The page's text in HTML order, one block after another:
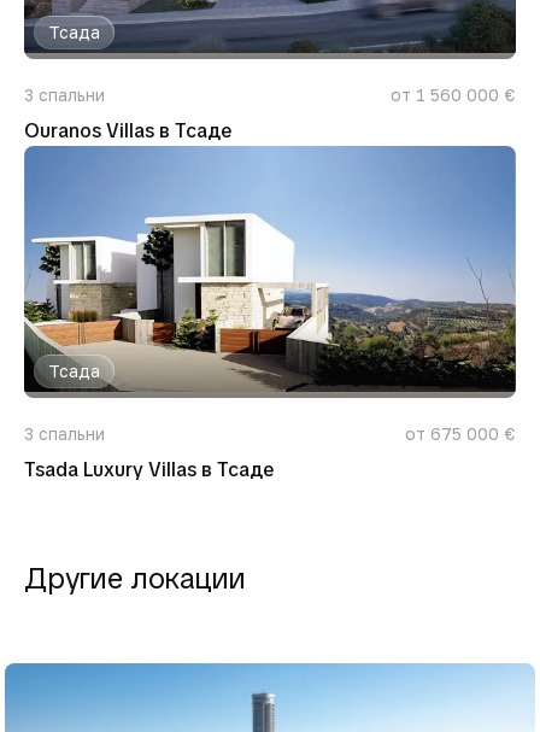
Тсада
3 спальни от 1 560 000 €
Ouranos Villas в Тсаде
Тсада
3 спальни от 675 000 €
Tsada Luxury Villas в Тсаде
Другие локации